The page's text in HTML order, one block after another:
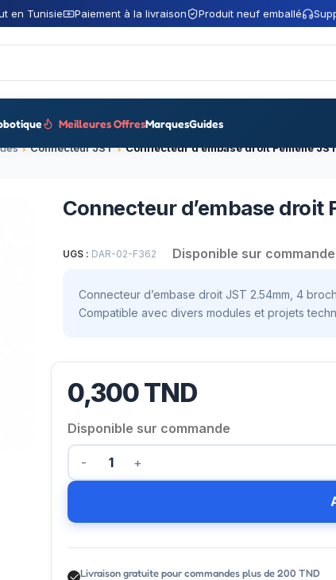
en Tunisie Paiement à la livraison Produit neuf emballé
Meilleures OffresMarquesGuides
Connecteur JST
Connecteur d’embase droit
UGS : DAR-02-F362 Disponible sur commande
Connecteur d’embase droit JST 2.54mm, 4
Compatible avec divers modules et projets
0,300TND
Disponible sur commande
Livraison gratuite pour commandes plus de 200 TND